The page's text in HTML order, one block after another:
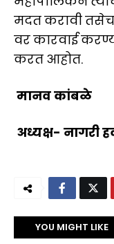
मदत करावी तसेच
वर कारवाई
करत आहोत.
मानव कांबळे
अध्यक्ष- नागरी
YOU MIGHT LIKE